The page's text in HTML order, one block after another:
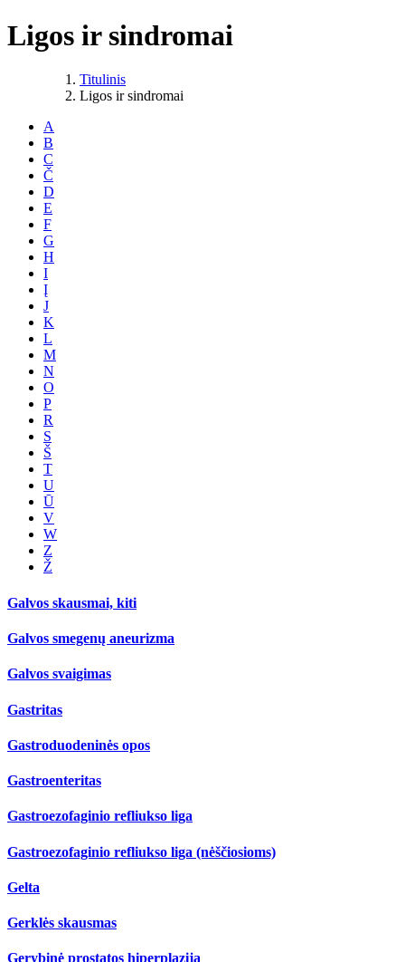
Ligos ir sindromai
Titulinis
Ligos ir sindromai
A
B
C
Č
D
E
F
G
H
I
Į
J
K
L
M
N
O
P
R
S
Š
T
U
Ū
V
W
Z
Ž
Galvos skausmai, kiti
Galvos smegenų aneurizma
Galvos svaigimas
Gastritas
Gastroduodeninės opos
Gastroenteritas
Gastroezofaginio refliukso liga
Gastroezofaginio refliukso liga (nėščiosioms)
Gelta
Gerklės skausmas
Gerybinė prostatos hiperplazija